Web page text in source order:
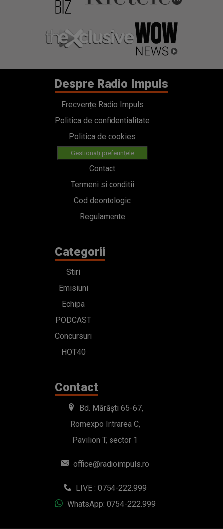
Despre Radio Impuls
Frecvențe Radio Impuls
Politica de confidentialitate
Politica de cookies
Gestionați preferințele
Contact
Termeni si conditii
Cod deontologic
Regulamente
Categorii
Stiri
Emisiuni
Echipa
PODCAST
Concursuri
HOT40
Contact
Bd. Mărăști 65-67,
Romexpo Intrarea C,
Pavilion T, sector 1
office@radioimpuls.ro
LIVE : 0754-222.999
WhatsApp: 0754-222.999